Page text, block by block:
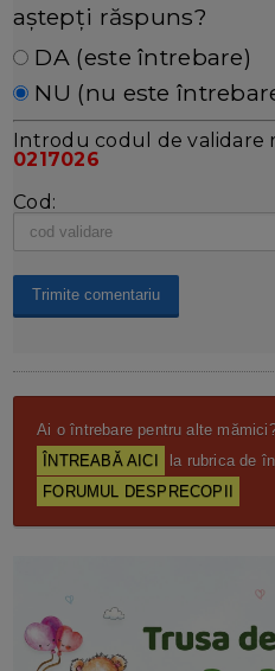
aștepți răspuns?
DA (este întrebare)
NU (nu este
Introdu codul de validare
0217026
Cod:
Ai o întrebare pentru alte
ÎNTREABĂ AICI
la rubrica de
FORUMUL DESPRECOPII